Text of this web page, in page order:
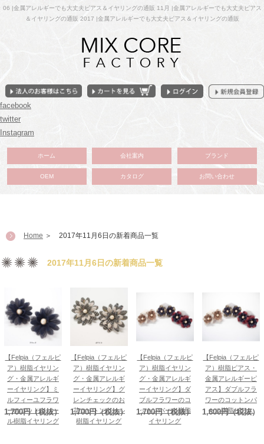
06 |金属アレルギーでも大丈夫ピアス＆イヤリングの通販 11月 |金属アレルギーでも大丈夫ピアス
＆イヤリングの通販 2017 |金属アレルギーでも大丈夫ピアス＆イヤリングの通販
facebook
twitter
Instagram
ホーム 会社案内 ブランド
OEM カタログ お問い合わせ
Home ＞ 2017年11月6日の新着商品一覧
2017年11月6日の新着商品一覧
【Felpia（フェルピ
ア）樹脂イヤリン
グ・金属アレルギ
ーイヤリング】ミ
ルフィーユフラワ
ーのコットンパー
ル樹脂イヤリング
1,700円（税抜）
【Felpia（フェルピ
ア）樹脂イヤリン
グ・金属アレルギ
ーイヤリング】グ
レンチェックのお
花コットンパール
樹脂イヤリング
1,700円（税抜）
【Felpia（フェルピ
ア）樹脂イヤリン
グ・金属アレルギ
ーイヤリング】ダ
ブルフラワーのコ
ットンパール樹脂
イヤリング
1,700円（税抜）
【Felpia（フェルピ
ア）樹脂ピアス・
金属アレルギーピ
アス】ダブルフラ
ワーのコットンパ
ール樹脂ピアス
1,600円（税抜）